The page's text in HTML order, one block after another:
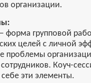
организации.
форма групповой
целей с личной
проблемы
Коуч-
эти элементы.